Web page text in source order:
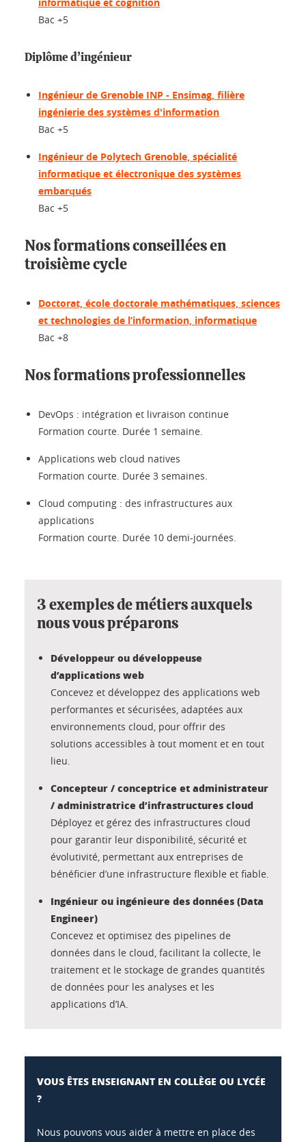
Bac +5
Diplôme d’ingénieur
Ingénieur de Grenoble INP - Ensimag, filière
ingénierie des systèmes d'information
Bac +5
Ingénieur de Polytech Grenoble, spécialité
informatique et électronique des systèmes
embarqués
Bac +5
Nos formations conseillées en
troisième cycle
Doctorat, école doctorale mathématiques, sciences
et technologies de l’information, informatique
Bac +8
Nos formations professionnelles
DevOps : intégration et livraison continue
Formation courte. Durée 1 semaine.
Applications web cloud natives
Formation courte. Durée 3 semaines.
Cloud computing : des infrastructures aux
applications
Formation courte. Durée 10 demi-journées.
3 exemples de métiers auxquels
nous vous préparons
Développeur ou développeuse
d’applications web
Concevez et développez des applications web
performantes et sécurisées, adaptées aux
environnements cloud, pour offrir des
solutions accessibles à tout moment et en tout
lieu.
Concepteur / conceptrice et administrateur
/ administratrice d’infrastructures cloud
Déployez et gérez des infrastructures cloud
pour garantir leur disponibilité, sécurité et
évolutivité, permettant aux entreprises de
bénéficier d’une infrastructure flexible et fiable.
Ingénieur ou ingénieure des données (Data
Engineer)
Concevez et optimisez des pipelines de
données dans le cloud, facilitant la collecte, le
traitement et le stockage de grandes quantités
de données pour les analyses et les
applications d’IA.
VOUS ÊTES ENSEIGNANT EN COLLÈGE OU LYCÉE
?
Nous pouvons vous aider à mettre en place des